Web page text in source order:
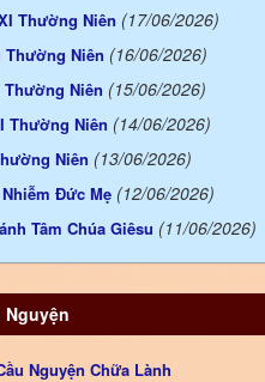
Thường Niên (17/06/2026)
Thường Niên (16/06/2026)
Thường Niên (15/06/2026)
Thường Niên (14/06/2026)
Niên (13/06/2026)
Đức Mẹ (12/06/2026)
Tâm Chúa Giêsu (11/06/2026)
Nguyện Chữa Lành